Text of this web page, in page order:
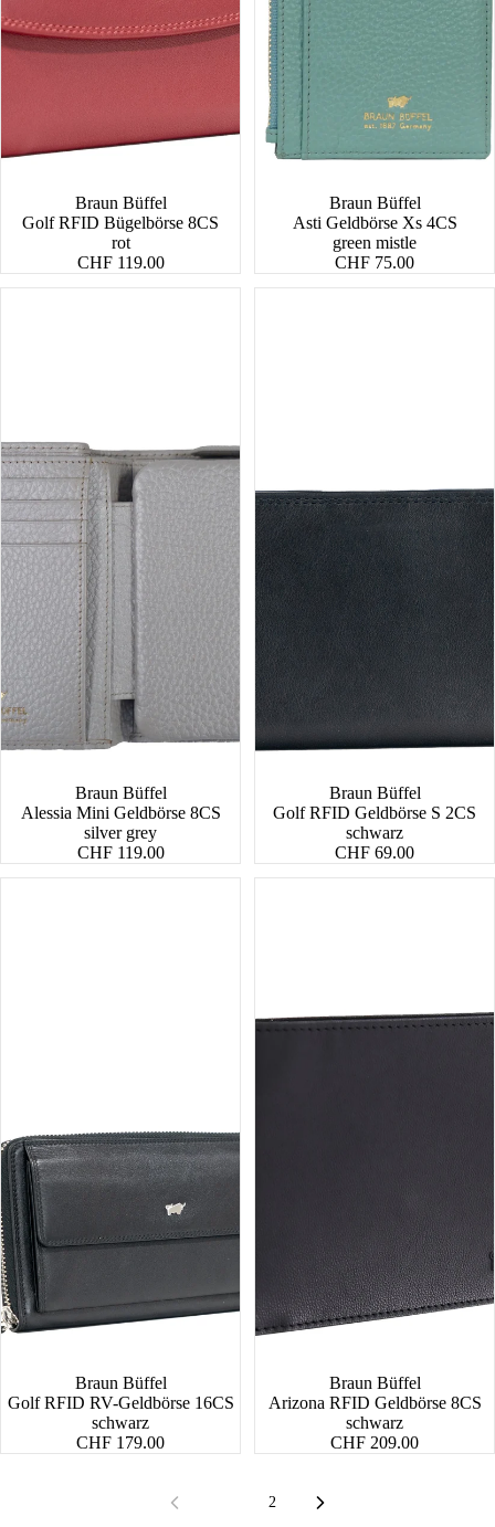
Braun Büffel
Golf RFID Bügelbörse 8CS
rot
CHF 119.00
Braun Büffel
Asti Geldbörse Xs 4CS
green mistle
CHF 75.00
Braun Büffel
Alessia Mini Geldbörse 8CS
silver grey
CHF 119.00
Braun Büffel
Golf RFID Geldbörse S 2CS
schwarz
CHF 69.00
Braun Büffel
Golf RFID RV-Geldbörse 16CS
schwarz
CHF 179.00
Braun Büffel
Arizona RFID Geldbörse 8CS
schwarz
CHF 209.00
2